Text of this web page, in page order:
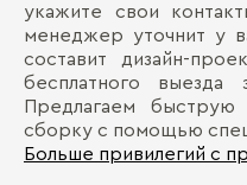
укажите свои
менеджер уточнит у
составит дизайн-
бесплатного
Предлагаем быструю
сборку с помощью
Больше привилегий с